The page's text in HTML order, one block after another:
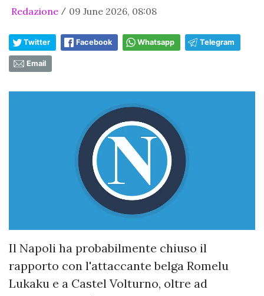
Redazione / 09 June 2026, 08:08
Twitter Facebook Whatsapp Telegram
Email
Il Napoli ha probabilmente chiuso il
rapporto con l'attaccante belga Romelu
Lukaku e a Castel Volturno, oltre ad